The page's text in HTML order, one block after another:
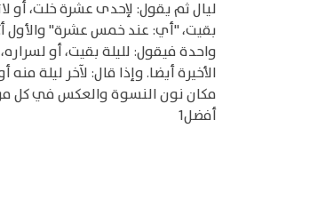
ليال ثم يقول: لإحدى عشرة خلت، أو
بقيت، "أي: عند خمس عشرة" والأول
واحدة فيقول: لليلة بقيت، أو
الأخيرة أيضا. وإذا قال: لآخر ليلة
مكان نون النسوة والعكس في كل
أفضل1